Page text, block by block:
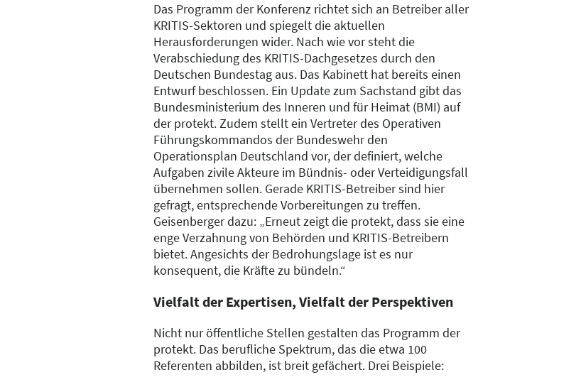
Das Programm der Konferenz richtet sich an Betreiber aller
KRITIS-Sektoren und spiegelt die aktuellen
Herausforderungen wider. Nach wie vor steht die
Verabschiedung des KRITIS-Dachgesetzes durch den
Deutschen Bundestag aus. Das Kabinett hat bereits einen
Entwurf beschlossen. Ein Update zum Sachstand gibt das
Bundesministerium des Inneren und für Heimat (BMI) auf
der protekt. Zudem stellt ein Vertreter des Operativen
Führungskommandos der Bundeswehr den
Operationsplan Deutschland vor, der definiert, welche
Aufgaben zivile Akteure im Bündnis- oder Verteidigungsfall
übernehmen sollen. Gerade KRITIS-Betreiber sind hier
gefragt, entsprechende Vorbereitungen zu treffen.
Geisenberger dazu: „Erneut zeigt die protekt, dass sie eine
enge Verzahnung von Behörden und KRITIS-Betreibern
bietet. Angesichts der Bedrohungslage ist es nur
konsequent, die Kräfte zu bündeln.“
Vielfalt der Expertisen, Vielfalt der Perspektiven
Nicht nur öffentliche Stellen gestalten das Programm der
protekt. Das berufliche Spektrum, das die etwa 100
Referenten abbilden, ist breit gefächert. Drei Beispiele: